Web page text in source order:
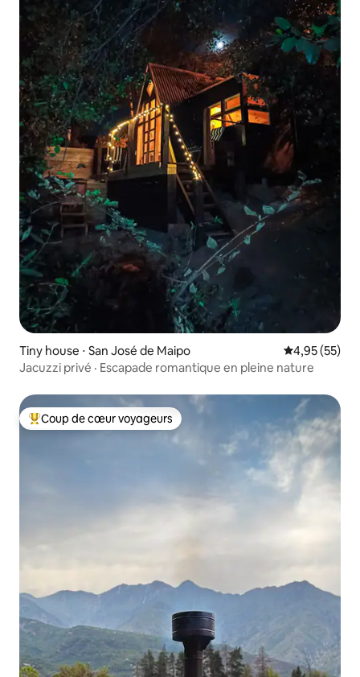
Tiny house ⋅ San José de Maipo Évaluation
4,95 (55)
Jacuzzi privé · Escapade romantique en pleine nature
Coups de cœur voyageurs les plus appréciés
Coup de cœur voyageurs